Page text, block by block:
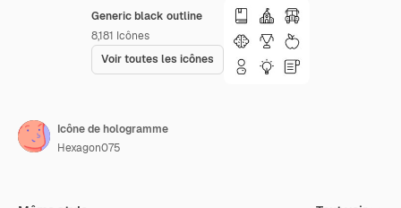
Generic black outline
8,181 Icônes
Voir toutes les icônes
Icône de hologramme
Hexagon075